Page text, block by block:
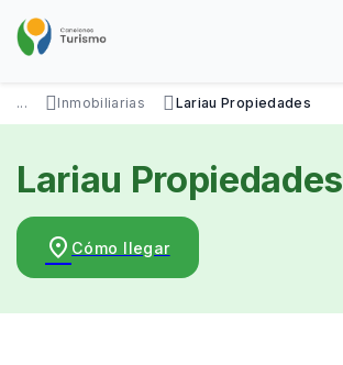
contenido
SOBRE NOSOTROS
DISFRUTÁ
VISITÁ
DATOS ÚTILES
... Inmobiliarias Lariau Propiedades
Lariau Propiedades
place Cómo llegar